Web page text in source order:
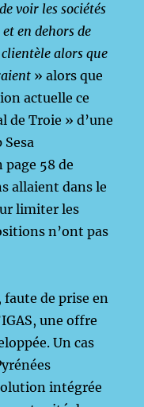
voir les sociétés
en dehors de
alors que
» alors que
actuelle ce
de Troie » d’une
58 de
allaient dans le
limiter les
n’ont pas
faute de prise en
une offre
Un cas
intégrée